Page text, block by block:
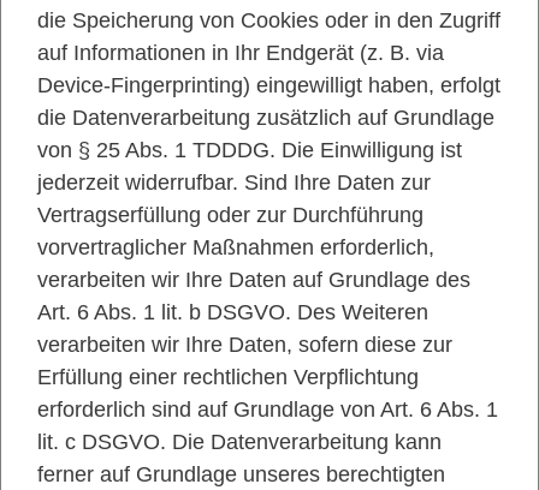
die Speicherung von Cookies oder in den Zugriff
auf Informationen in Ihr Endgerät (z. B. via
Device-Fingerprinting) eingewilligt haben, erfolgt
die Datenverarbeitung zusätzlich auf Grundlage
von § 25 Abs. 1 TDDDG. Die Einwilligung ist
jederzeit widerrufbar. Sind Ihre Daten zur
Vertragserfüllung oder zur Durchführung
vorvertraglicher Maßnahmen erforderlich,
verarbeiten wir Ihre Daten auf Grundlage des
Art. 6 Abs. 1 lit. b DSGVO. Des Weiteren
verarbeiten wir Ihre Daten, sofern diese zur
Erfüllung einer rechtlichen Verpflichtung
erforderlich sind auf Grundlage von Art. 6 Abs. 1
lit. c DSGVO. Die Datenverarbeitung kann
ferner auf Grundlage unseres berechtigten